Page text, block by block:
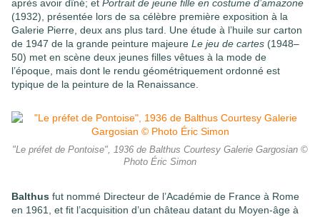
après avoir dîné; et Portrait de jeune fille en costume d’amazone
(1932), présentée lors de sa célèbre première exposition à la
Galerie Pierre, deux ans plus tard. Une étude à l’huile sur carton
de 1947 de la grande peinture majeure Le jeu de cartes (1948–
50) met en scène deux jeunes filles vêtues à la mode de
l’époque, mais dont le rendu géométriquement ordonné est
typique de la peinture de la Renaissance.
"Le préfet de Pontoise", 1936 de Balthus Courtesy Galerie Gargosian ©
Photo Éric Simon
Balthus fut nommé Directeur de l’Académie de France à Rome
en 1961, et fit l’acquisition d’un château datant du Moyen-âge à